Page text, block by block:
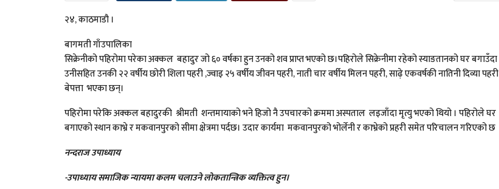
२४, काठमाडौ ।
बागमती गाँउपालिका
सिक्रेनीको पहिरोमा परेका अक्कल बहादुर जो ६० वर्षका हुन उनको शव प्राप्त भएको छ।पहिरोले सिक्रेनीमा रहेको स्याङतानको घर बगाउँदा
उनीसहित उनकी २२ वर्षीय छोरी शिला पहरी ,ज्वाइ २५ वर्षीय जीवन पहरी, नाती चार वर्षीय मिलन पहरी, साढ़े एकवर्षकी नातिनी दिव्या पहरी
बेपत्ता भएका छन्।
पहिरोमा परेकि अक्कल बहादुरकी श्रीमती शन्तमायाको भने हिजो नै उपचारको क्रममा अस्पताल लइजाँदा मृत्यु भएको थियो । पहिरोले घर
बगाएको स्थान काभ्रे र मकवानपुरको सीमा क्षेत्रमा पर्दछ। उदार कार्यमा मकवानपुरको भोर्लेनी र काभ्रेको प्रहरी समेत परिचालन गरिएको छ
नन्दराज उपाध्याय
-उपाध्याय समाजिक न्यायमा कलम चलाउने लोकतान्त्रिक व्यक्तित्व हुन।